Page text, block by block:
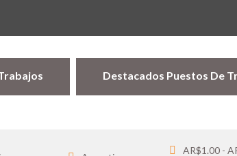
Destacados Puestos De
AR$1.00 -